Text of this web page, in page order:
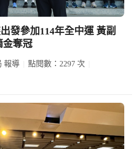
發參加114年全中運 黃副
金奪冠
報導 點閱數：2297 次